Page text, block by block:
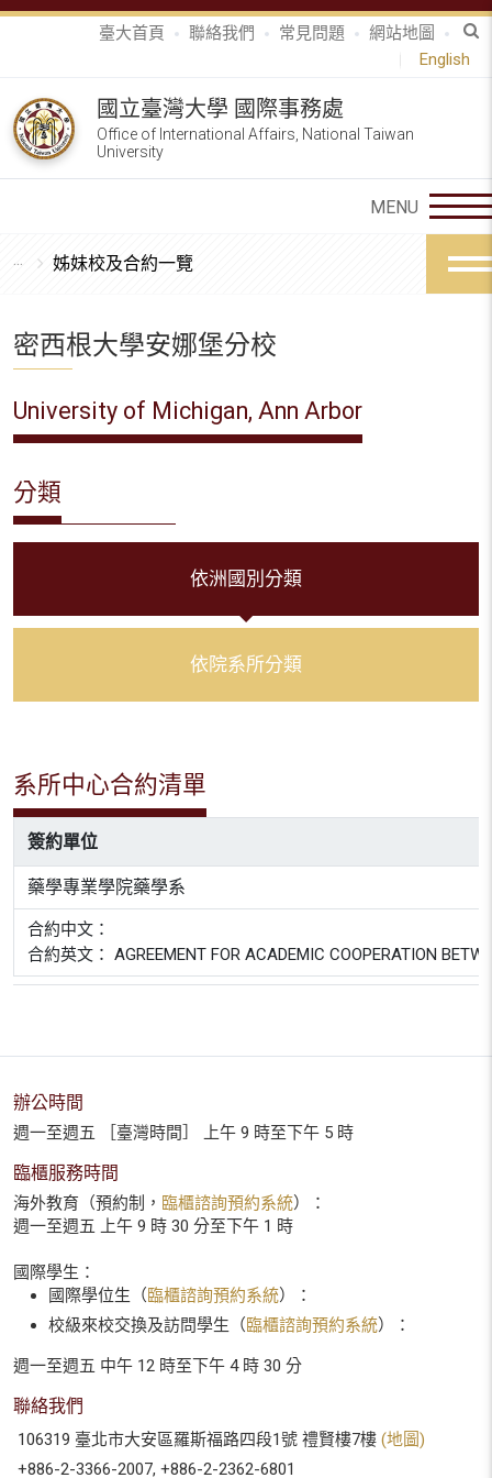
臺大首頁 聯絡我們 常見問題
網站地圖
English
國立臺灣大學 國際事務處
Office of International Affairs, National Taiwan
University
姊妹校及合約一覽
密西根大學安娜堡分校
University of Michigan, Ann Arbor
分類
依洲國別分類
依院系所分類
系所中心合約清單
簽約單位
藥學專業學院藥學系
合約中文：
合約英文： AGREEMENT FOR ACADEMIC COOPERATION
辦公時間
週一至週五 ［臺灣時間］ 上午 9 時至下午 5 時
臨櫃服務時間
海外教育（預約制， 臨櫃諮詢預約系統）：
週一至週五 上午 9 時 30 分至下午 1 時
國際學生：
國際學位生（臨櫃諮詢預約系統）：
校級來校交換及訪問學生（臨櫃諮詢預約系統）：
週一至週五 中午 12 時至下午 4 時 30 分
聯絡我們
106319 臺北市大安區羅斯福路四段1號 禮賢樓7樓 (地圖)
+886-2-3366-2007, +886-2-2362-6801